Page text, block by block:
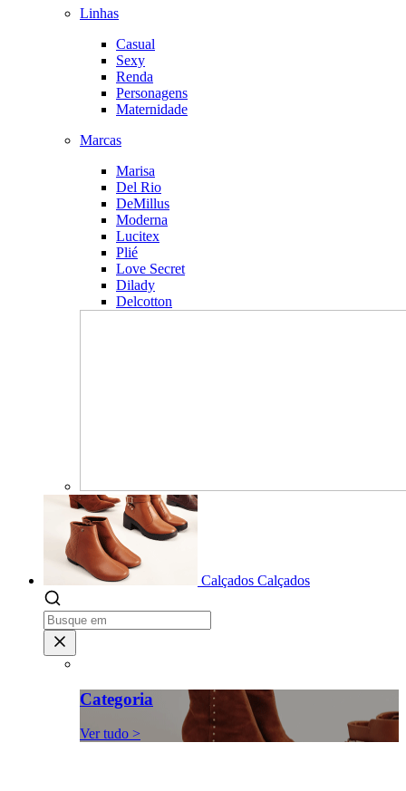
Linhas
Casual
Sexy
Renda
Personagens
Maternidade
Marcas
Marisa
Del Rio
DeMillus
Moderna
Lucitex
Plié
Love Secret
Dilady
Delcotton
Calçados Calçados
Categoria
Ver tudo >